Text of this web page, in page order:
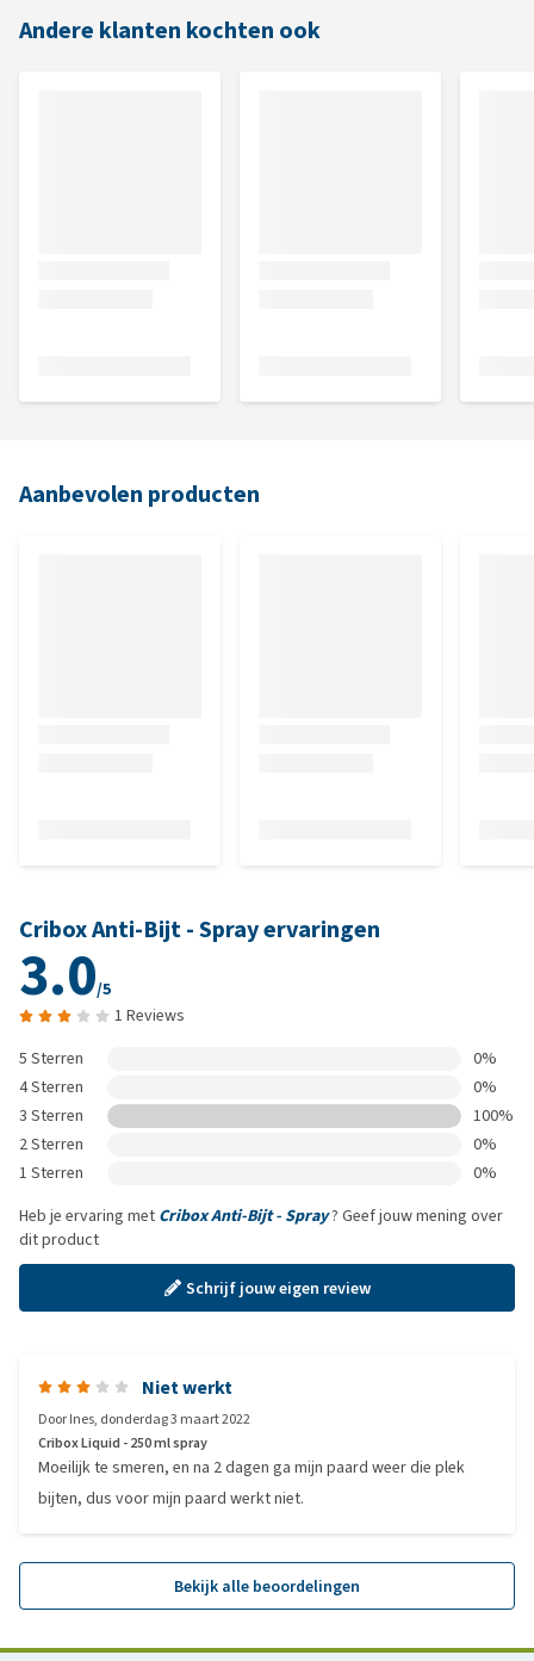
Andere klanten kochten ook
Aanbevolen producten
Cribox Anti-Bijt - Spray ervaringen
3.0/5
1 Reviews
5 Sterren
0%
4 Sterren
0%
3 Sterren
100%
2 Sterren
0%
1 Sterren
0%
Heb je ervaring met Cribox Anti-Bijt - Spray? Geef jouw mening over
dit product
Schrijf jouw eigen review
Niet werkt
DoorInes, donderdag 3 maart 2022
Cribox Liquid - 250 ml spray
Moeilijk te smeren, en na 2 dagen ga mijn paard weer die plek
bijten, dus voor mijn paard werkt niet.
Bekijk alle beoordelingen